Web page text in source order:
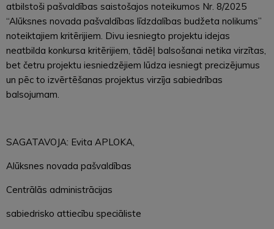
atbilstoši pašvaldības saistošajos noteikumos Nr. 8/2025
“Alūksnes novada pašvaldības līdzdalības budžeta nolikums”
noteiktajiem kritērijiem. Divu iesniegto projektu idejas
neatbilda konkursa kritērijiem, tādēļ balsošanai netika virzītas,
bet četru projektu iesniedzējiem lūdza iesniegt precizējumus
un pēc to izvērtēšanas projektus virzīja sabiedrības
balsojumam.
SAGATAVOJA: Evita APLOKA,
Alūksnes novada pašvaldības
Centrālās administrācijas
sabiedrisko attiecību speciāliste